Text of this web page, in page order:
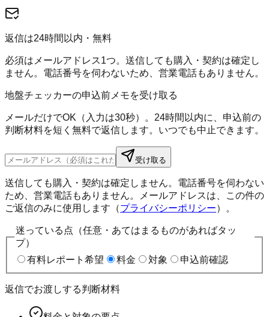
返信は24時間以内・無料
必須はメールアドレス1つ。送信しても購入・契約は確定し
ません。電話番号を伺わないため、営業電話もありません。
地盤チェッカーの申込前メモを受け取る
メールだけでOK（入力は30秒）。24時間以内に、申込前の
判断材料を短く無料で返信します。いつでも中止できます。
受け取る
送信しても購入・契約は確定しません。電話番号を伺わない
ため、営業電話もありません。メールアドレスは、この件の
ご返信のみに使用します（プライバシーポリシー）。
迷っている点（任意・あてはまるものがあればタッ
プ）
有料レポート希望
料金 対象 申込前確認
返信でお渡しする判断材料